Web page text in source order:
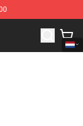
Bullet for My